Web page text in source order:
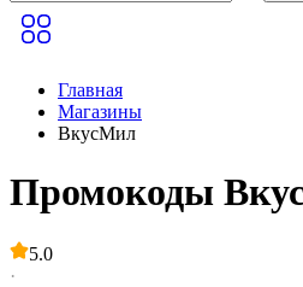
Главная
Магазины
ВкусМил
Промокоды
5.0
·